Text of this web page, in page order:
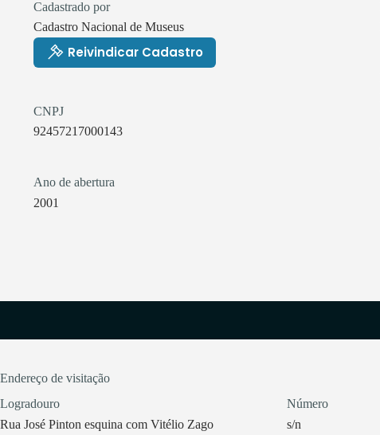
Cadastrado por
Cadastro Nacional de Museus
Reivindicar Cadastro
CNPJ
92457217000143
Ano de abertura
2001
Endereço de visitação
Logradouro
Rua José Pinton esquina com Vitélio Zago
Número
s/n